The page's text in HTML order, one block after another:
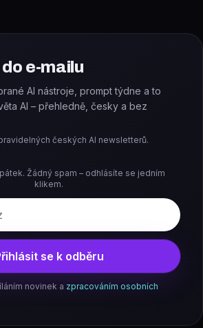
e-mailu
AI nástroje, prompt týdne a to
AI – přehledně, česky a bez
českých AI newsletterů.
Žádný spam – odhlásíte se jedním
klikem.
se k odběru
novinek a zpracováním osobních